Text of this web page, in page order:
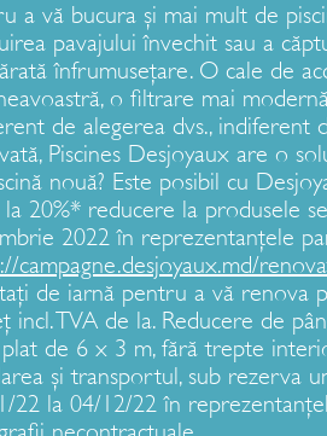
a vă bucura și mai mult de
pavajului învechit sau a
înfrumusețare. O cale de
o filtrare mai
de alegerea dvs., indiferent
Piscines Desjoyaux are o
nouă? Este posibil cu
la 20%* reducere la produsele
2022 în reprezentanțele
campagne.desjoyaux.md/
de iarnă pentru a vă renova
incl. TVA de la. Reducere de
de 6 x 3 m, fără trepte
și transportul, sub rezerva
22 la 04/12/22 în